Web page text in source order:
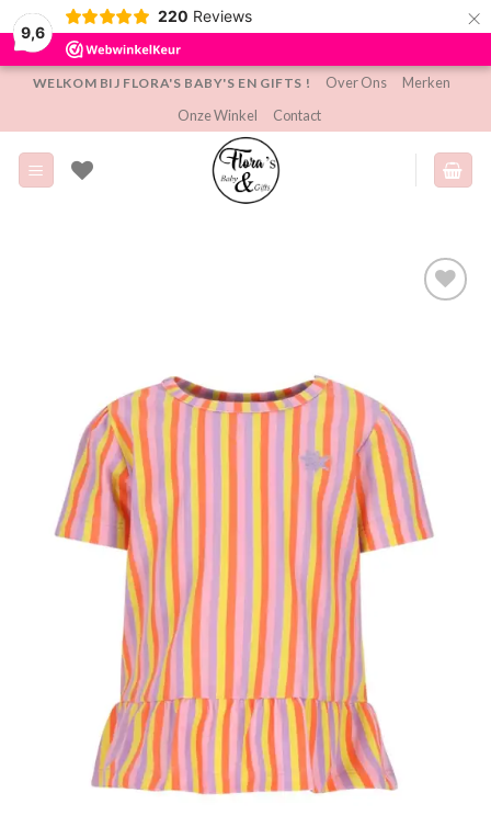
9,6
220 Reviews ×
inhoud
WELKOM BIJ FLORA'S BABY'S EN GIFTS ! Over Ons
Merken
Onze Winkel
Contact